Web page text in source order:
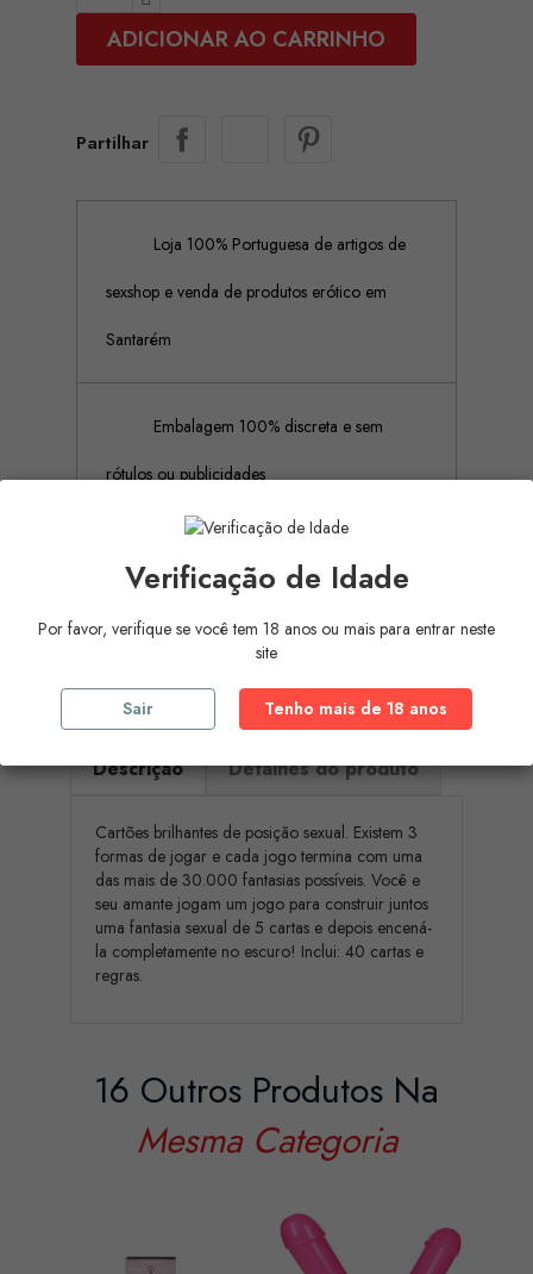
ADICIONAR AO CARRINHO
Partilhar
Loja 100% Portuguesa de artigos de
sexshop e venda de produtos erótico em
Santarém
Embalagem 100% discreta e sem
rótulos ou publicidades
Pagamento Seguro (Aceitamos
Descrição Detalhes do produto
Cartões brilhantes de posição sexual. Existem 3
formas de jogar e cada jogo termina com uma
das mais de 30.000 fantasias possíveis. Você e
seu amante jogam um jogo para construir juntos
uma fantasia sexual de 5 cartas e depois encená-
la completamente no escuro! Inclui: 40 cartas e
regras.
16 Outros Produtos Na
Mesma Categoria
Verificação de Idade
Por favor, verifique se você tem 18 anos ou mais para entrar neste
site
Sair Tenho mais de 18 anos